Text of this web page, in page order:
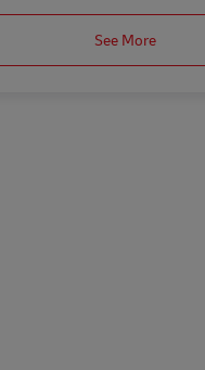
See More